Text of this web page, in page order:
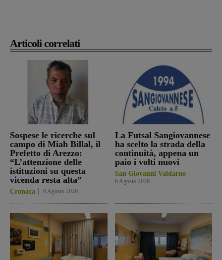
Articoli correlati
Sospese le ricerche sul
campo di Miah Billal, il
Prefetto di Arezzo:
“L’attenzione delle
istituzioni su questa
vicenda resta alta”
Cronaca 6 Agosto 2026
La Futsal Sangiovannese
ha scelto la strada della
continuità, appena un
paio i volti nuovi
San Giovanni Valdarno
6 Agosto 2026